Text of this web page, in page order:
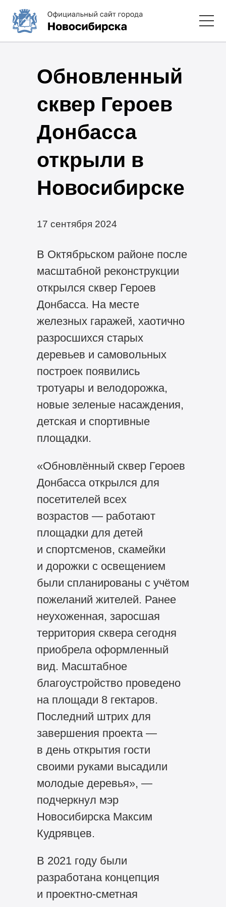
Обновленный
сквер Героев
Донбасса
открыли в
Новосибирске
17 сентября 2024
В Октябрьском районе после
масштабной реконструкции
открылся сквер Героев
Донбасса. На месте
железных гаражей, хаотично
разросшихся старых
деревьев и самовольных
построек появились
тротуары и велодорожка,
новые зеленые насаждения,
детская и спортивные
площадки.
«Обновлённый сквер Героев
Донбасса открылся для
посетителей всех
возрастов — работают
площадки для детей
и спортсменов, скамейки
и дорожки с освещением
были спланированы с учётом
пожеланий жителей. Ранее
неухоженная, заросшая
территория сквера сегодня
приобрела оформленный
вид. Масштабное
благоустройство проведено
на площади 8 гектаров.
Последний штрих для
завершения проекта —
в день открытия гости
своими руками высадили
молодые деревья», —
подчеркнул мэр
Новосибирска Максим
Кудрявцев.
В 2021 году были
разработана концепция
и проектно-сметная